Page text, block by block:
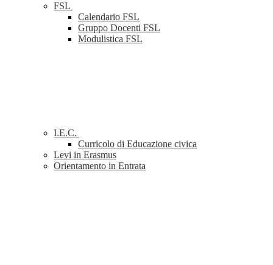
FSL
Calendario FSL
Gruppo Docenti FSL
Modulistica FSL
I.E.C.
Curricolo di Educazione civica
Levi in Erasmus
Orientamento in Entrata